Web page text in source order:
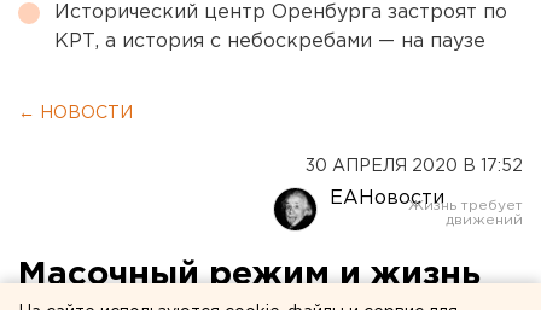
Исторический центр Оренбурга застроят по
КРТ, а история с небоскребами — на паузе
← НОВОСТИ
30 АПРЕЛЯ 2020 В 17:52
ЕАНовости
Масочный режим и жизнь